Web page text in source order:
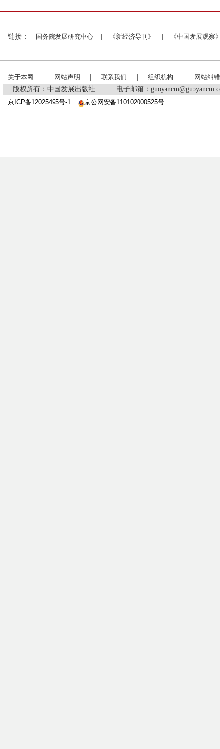
链接： 国务院发展研究中心 《新经济导刊》 《中国发展观察
关于本网 网站声明 联系我们 组织机构
网站纠错
版权所有：中国发展出版社
电子邮箱：
京ICP备12025495号-1
京公网安备110102000525号